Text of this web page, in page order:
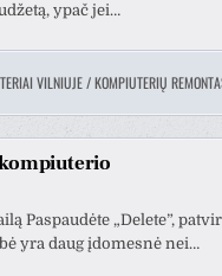
ypač jei…
VILNIUJE / KOMPIUTERIŲ
Paspaudėte „Delete”,
yra daug įdomesnė nei…